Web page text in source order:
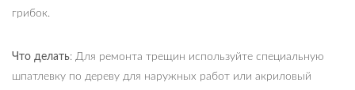
грибок.
Что делать: Для ремонта трещин используйте специальную
шпатлевку по дереву для наружных работ или акриловый